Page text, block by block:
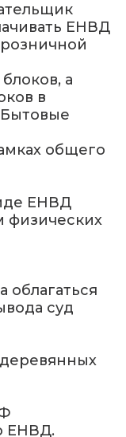
ЕНВД
а
в
общего
ЕНВД
физических
облагаться
суд
ЕНВД.